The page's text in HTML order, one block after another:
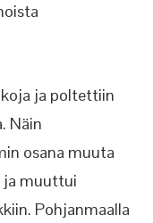
ja poltettiin
Näin
osana muuta
ja muuttui
Pohjanmaalla